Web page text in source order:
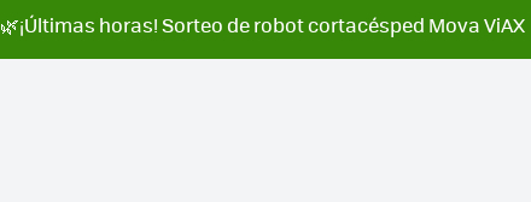
🌿¡Últimas horas! Sorteo de robot cortacésped Mova ViAX